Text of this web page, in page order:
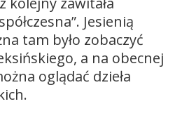
Jesienią
tam było zobaczyć
a na obecnej
oglądać dzieła